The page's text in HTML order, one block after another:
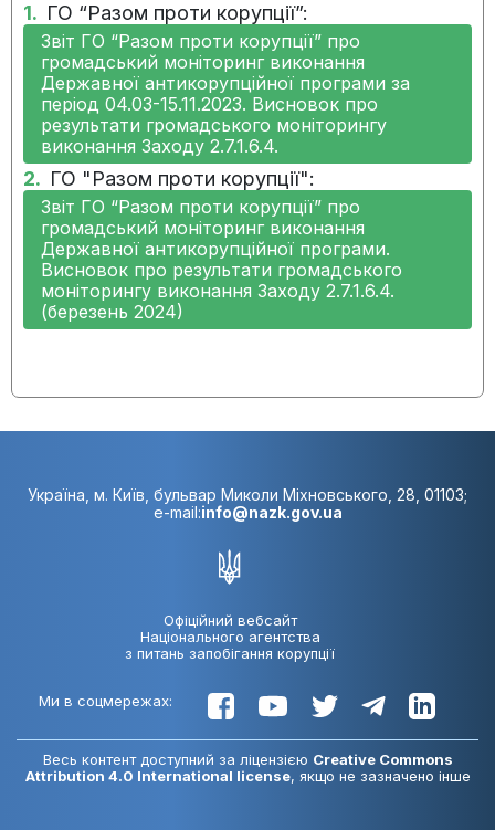
1. ГО “Разом проти корупції”:
Звіт ГО “Разом проти корупції” про
громадський моніторинг виконання
Державної антикорупційної програми за
період 04.03-15.11.2023. Висновок про
результати громадського моніторингу
виконання Заходу 2.7.1.6.4.
2. ГО "Разом проти корупції":
Звіт ГО “Разом проти корупції” про
громадський моніторинг виконання
Державної антикорупційної програми.
Висновок про результати громадського
моніторингу виконання Заходу 2.7.1.6.4.
(березень 2024)
Україна, м. Київ, бульвар Миколи Міхновського, 28, 01103;
e-mail:info@nazk.gov.ua
Офіційний вебсайт
Національного агентства
з питань запобігання корупції
Ми в соцмережах:
Весь контент доступний за ліцензією Creative Commons
Attribution 4.0 International license, якщо не зазначено інше